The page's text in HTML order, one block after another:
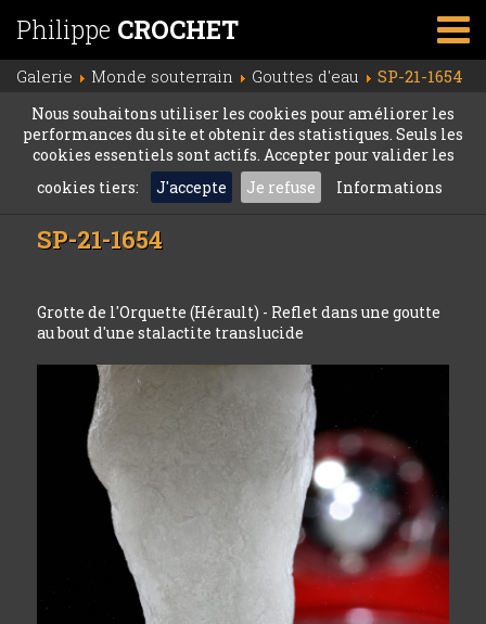
Philippe CROCHET
Galerie Monde souterrain Gouttes d'eau SP-21-1654
Nous souhaitons utiliser les cookies pour améliorer les
performances du site et obtenir des statistiques. Seuls les
cookies essentiels sont actifs. Accepter pour valider les
cookies tiers:
J'accepte Je refuse Informations
SP-21-1654
Grotte de l'Orquette (Hérault) - Reflet dans une goutte
au bout d'une stalactite translucide